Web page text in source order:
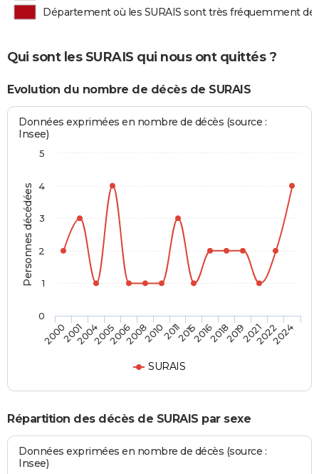
Département où les SURAIS sont très fréquemment
Qui sont les SURAIS qui nous ont quittés ?
Evolution du nombre de décès de SURAIS
Personnes décédées
Données exprimées en nombre de décès (source :
Insee)
SURAIS
200020012004200520062008201020112015201620182019202120222024
0
1
2
3
4
5
Répartition des décès de SURAIS par sexe
Données exprimées en nombre de décès (source :
Insee)